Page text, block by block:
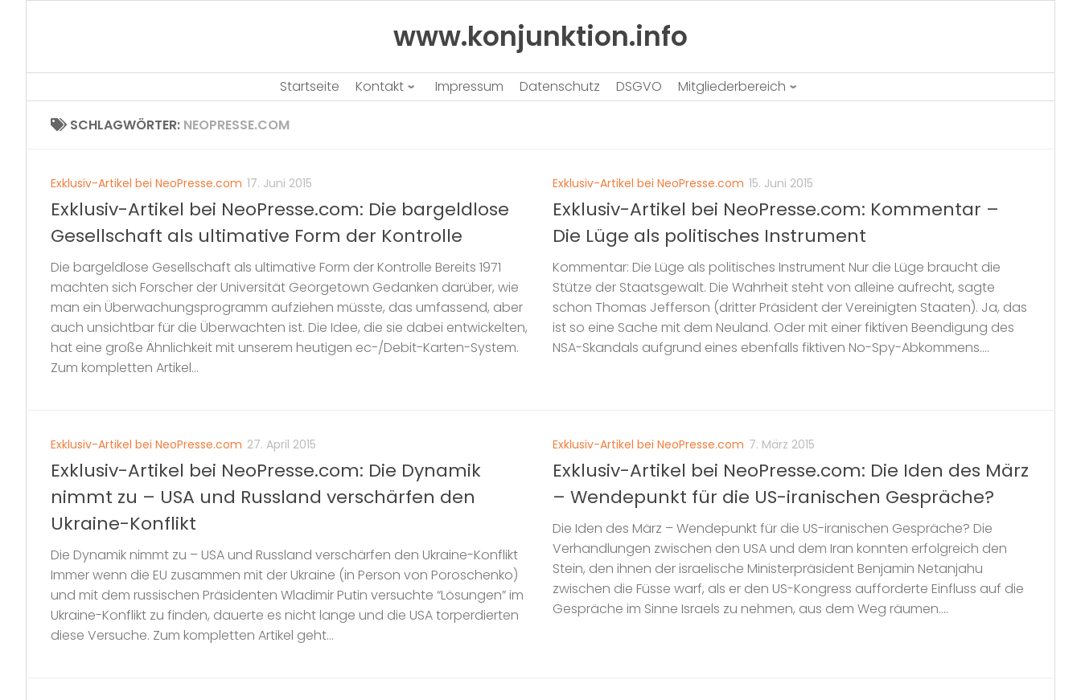
www.konjunktion.info
Startseite Kontakt Impressum Datenschutz DSGVO Mitgliederbereich
SCHLAGWÖRTER: NEOPRESSE.COM
Exklusiv-Artikel bei NeoPresse.com 17. Juni 2015
Exklusiv-Artikel bei NeoPresse.com: Die bargeldlose
Gesellschaft als ultimative Form der Kontrolle
Die bargeldlose Gesellschaft als ultimative Form der Kontrolle Bereits 1971
machten sich Forscher der Universität Georgetown Gedanken darüber, wie
man ein Überwachungsprogramm aufziehen müsste, das umfassend, aber
auch unsichtbar für die Überwachten ist. Die Idee, die sie dabei entwickelten,
hat eine große Ähnlichkeit mit unserem heutigen ec-/Debit-Karten-System.
Zum kompletten Artikel...
Exklusiv-Artikel bei NeoPresse.com 15. Juni 2015
Exklusiv-Artikel bei NeoPresse.com: Kommentar –
Die Lüge als politisches Instrument
Kommentar: Die Lüge als politisches Instrument Nur die Lüge braucht die
Stütze der Staatsgewalt. Die Wahrheit steht von alleine aufrecht, sagte
schon Thomas Jefferson (dritter Präsident der Vereinigten Staaten). Ja, das
ist so eine Sache mit dem Neuland. Oder mit einer fiktiven Beendigung des
NSA-Skandals aufgrund eines ebenfalls fiktiven No-Spy-Abkommens....
Exklusiv-Artikel bei NeoPresse.com 27. April 2015
Exklusiv-Artikel bei NeoPresse.com: Die Dynamik
nimmt zu – USA und Russland verschärfen den
Ukraine-Konflikt
Die Dynamik nimmt zu – USA und Russland verschärfen den Ukraine-Konflikt
Immer wenn die EU zusammen mit der Ukraine (in Person von Poroschenko)
und mit dem russischen Präsidenten Wladimir Putin versuchte “Lösungen” im
Ukraine-Konflikt zu finden, dauerte es nicht lange und die USA torperdierten
diese Versuche. Zum kompletten Artikel geht...
Exklusiv-Artikel bei NeoPresse.com 7. März 2015
Exklusiv-Artikel bei NeoPresse.com: Die Iden des März
– Wendepunkt für die US-iranischen Gespräche?
Die Iden des März – Wendepunkt für die US-iranischen Gespräche? Die
Verhandlungen zwischen den USA und dem Iran konnten erfolgreich den
Stein, den ihnen der israelische Ministerpräsident Benjamin Netanjahu
zwischen die Füsse warf, als er den US-Kongress aufforderte Einfluss auf die
Gespräche im Sinne Israels zu nehmen, aus dem Weg räumen....